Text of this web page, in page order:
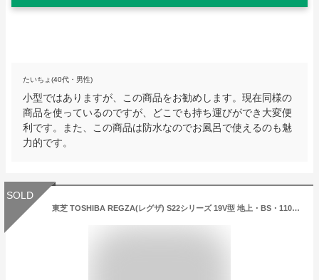
たいちょ(40代・男性)
小型ではありますが、この商品をお勧めします。現在同様の
商品を使っているのですが、どこでも持ち運びができ大変便
利です。また、この商品は防水なのでお風呂で使えるのも魅
力的です。
SOLD
東芝 TOSHIBA REGZA(レグザ) S22シリーズ 19V型 地上・BS・110度CSデジタルハイビジョン液晶テレビ 19S22／19s22 テレビ 19v型 テレビ東芝 テレビ本体 液晶テレビ